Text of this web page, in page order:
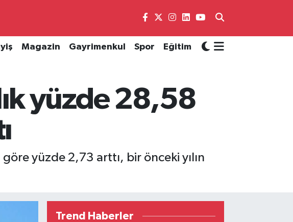
Magazin Gayrimenkul Spor Eğitim
yüzde 28,58
yüzde 2,73 arttı, bir önceki yılın
Trend Haberler